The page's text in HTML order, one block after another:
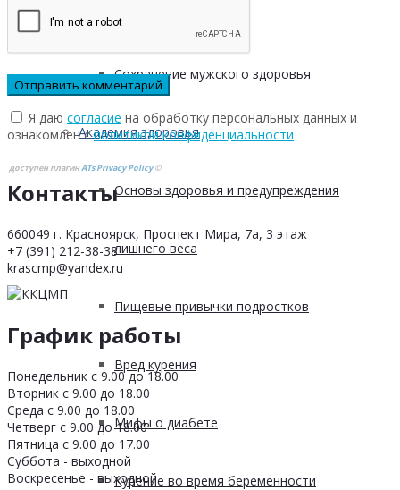
Стресс и здоровье
Сохранение мужского здоровья
Академия здоровья
Основы здоровья и предупреждения
лишнего веса
Пищевые привычки подростков
Вред курения
Мифы о диабете
Курение во время беременности
Я даю согласие на обработку персональных данных и
ознакомлен сполитикой конфиденциальности
доступен плагинATs Privacy Policy©
Контакты
660049 г. Красноярск, Проспект Мира, 7а, 3 этаж
+7 (391) 212-38-38
krascmp@yandex.ru
График работы
Понедельник с 9.00 до 18.00
Вторник с 9.00 до 18.00
Среда с 9.00 до 18.00
Четверг с 9.00 до 18.00
Пятница с 9.00 до 17.00
Суббота - выходной
Воскресенье - выходной